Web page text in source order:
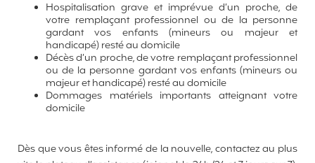
Hospitalisation grave et imprévue d’un proche, de
votre remplaçant professionnel ou de la personne
gardant vos enfants (mineurs ou majeur et
handicapé) resté au domicile
Décès d’un proche, de votre remplaçant professionnel
ou de la personne gardant vos enfants (mineurs ou
majeur et handicapé) resté au domicile
Dommages matériels importants atteignant votre
domicile
Dès que vous êtes informé de la nouvelle, contactez au plus